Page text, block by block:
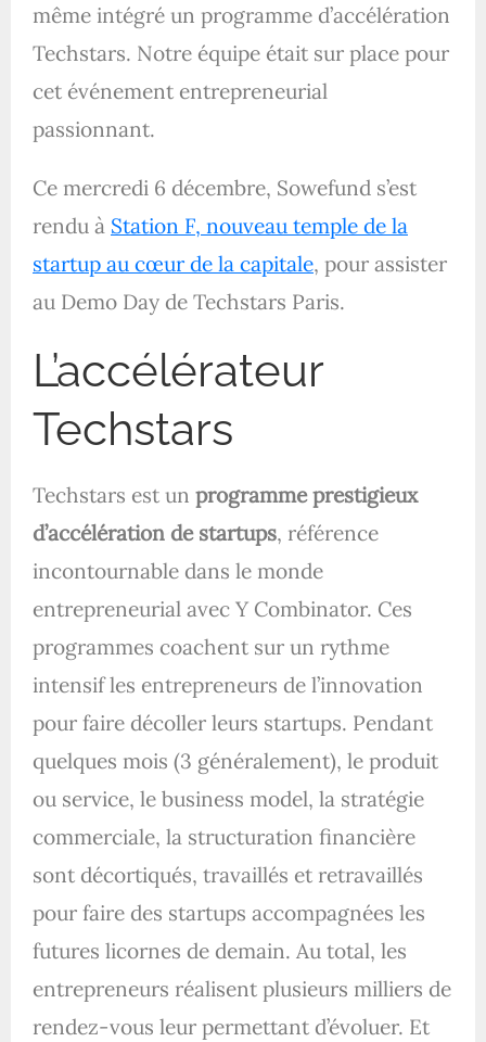
même intégré un programme d’accélération
Techstars. Notre équipe était sur place pour
cet événement entrepreneurial
passionnant.
Ce mercredi 6 décembre, Sowefund s’est
rendu à Station F, nouveau temple de la
startup au cœur de la capitale, pour assister
au Demo Day de Techstars Paris.
L’accélérateur
Techstars
Techstars est un programme prestigieux
d’accélération de startups, référence
incontournable dans le monde
entrepreneurial avec Y Combinator. Ces
programmes coachent sur un rythme
intensif les entrepreneurs de l’innovation
pour faire décoller leurs startups. Pendant
quelques mois (3 généralement), le produit
ou service, le business model, la stratégie
commerciale, la structuration financière
sont décortiqués, travaillés et retravaillés
pour faire des startups accompagnées les
futures licornes de demain. Au total, les
entrepreneurs réalisent plusieurs milliers de
rendez-vous leur permettant d’évoluer. Et